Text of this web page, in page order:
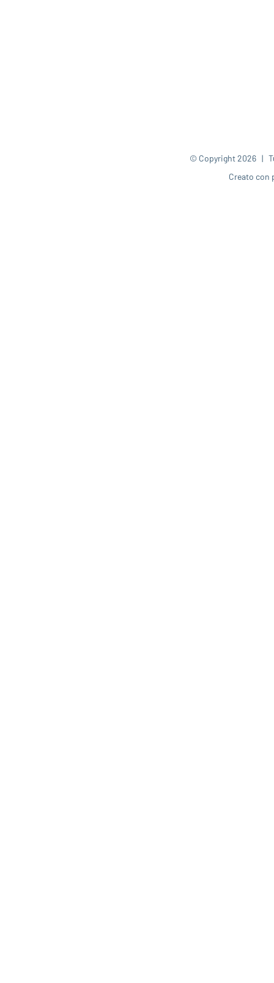
© Copyright2026 |
Creato con